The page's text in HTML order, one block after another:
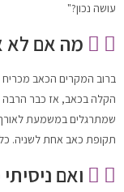
עושה נכון?"
מה אם לא
ברוב המקרים הכאב מכריח
הקלה בכאב, אז כבר הרבה
שמתרגלים במשמעת לאורך
תקופת כאב אחת לשניה.
ואם